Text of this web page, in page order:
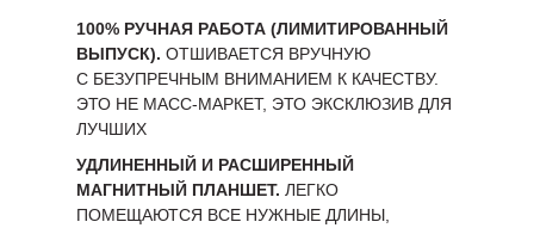
100% РУЧНАЯ РАБОТА (ЛИМИТИРОВАННЫЙ
ВЫПУСК). ОТШИВАЕТСЯ ВРУЧНУЮ
С БЕЗУПРЕЧНЫМ ВНИМАНИЕМ К КАЧЕСТВУ.
ЭТО НЕ МАСС-МАРКЕТ, ЭТО ЭКСКЛЮЗИВ ДЛЯ
ЛУЧШИХ
УДЛИНЕННЫЙ И РАСШИРЕННЫЙ
МАГНИТНЫЙ ПЛАНШЕТ. ЛЕГКО
ПОМЕЩАЮТСЯ ВСЕ НУЖНЫЕ ДЛИНЫ,